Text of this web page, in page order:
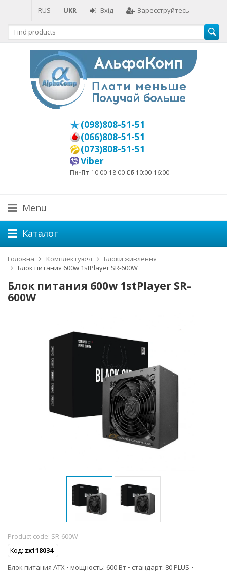
RUS UKR Вхід Зареєструйтесь
(098)808-51-51
(066)808-51-51
(073)808-51-51
Viber
Пн-Пт 10:00-18:00 Сб 10:00-16:00
Menu
Каталог
Головна Комплектуючі
Блоки живлення
Блок питания 600w 1stPlayer SR-600W
Блок питания 600w 1stPlayer SR-
600W
Product code: SR-600W
Код: zx118034
Блок питания ATX • мощность: 600 Вт • стандарт: 80 PLUS •